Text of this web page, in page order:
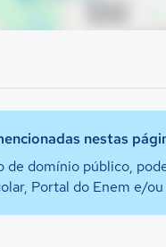
nestas
de domínio público,
Portal do Enem e/